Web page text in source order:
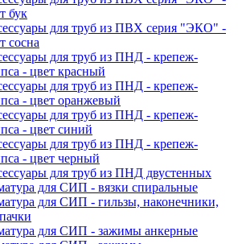
бук
для труб из ПВХ серия "ЭКО" -
сосна
для труб из ПНД - крепеж-
- цвет красный
для труб из ПНД - крепеж-
- цвет оранжевый
для труб из ПНД - крепеж-
- цвет синий
для труб из ПНД - крепеж-
- цвет черный
для труб из ПНД двустенных
для СИП - вязки спиральные
для СИП - гильзы, наконечники,
для СИП - зажимы анкерные